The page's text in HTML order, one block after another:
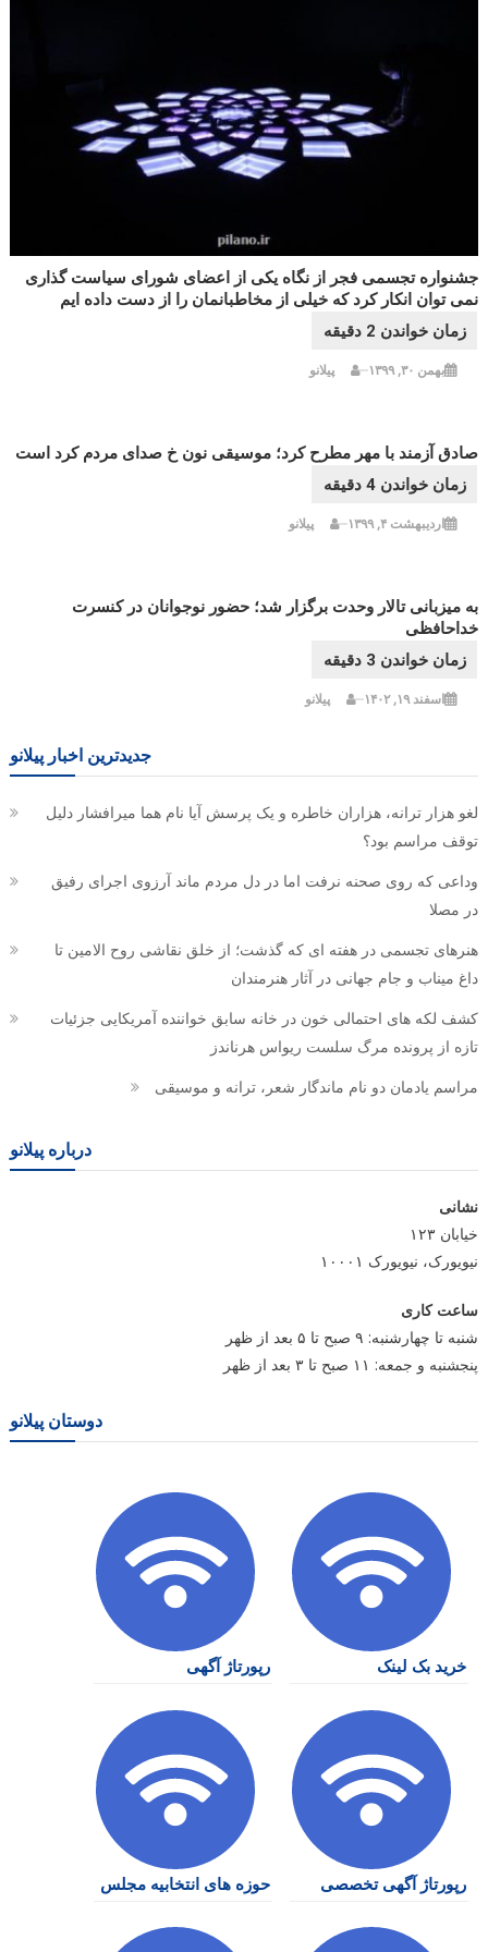
جشنواره تجسمی فجر از نگاه یکی از اعضای شورای سیاست گذاری
نمی توان انکار کرد که خیلی از مخاطبانمان را از دست داده ایم
بهمن ۳۰, ۱۳۹۹ پیلانو
صادق آزمند با مهر مطرح کرد؛ موسیقی نون خ صدای مردم کرد است
اردیبهشت ۴, ۱۳۹۹ پیلانو
به میزبانی تالار وحدت برگزار شد؛ حضور نوجوانان در کنسرت
خداحافظی
اسفند ۱۹, ۱۴۰۲ پیلانو
جدیدترین اخبار پیلانو
لغو هزار ترانه، هزاران خاطره و یک پرسش آیا نام هما میرافشار دلیل
توقف مراسم بود؟
وداعی که روی صحنه نرفت اما در دل مردم ماند آرزوی اجرای رفیق
در مصلا
هنرهای تجسمی در هفته ای که گذشت؛ از خلق نقاشی روح الامین تا
داغ میناب و جام جهانی در آثار هنرمندان
کشف لکه های احتمالی خون در خانه سابق خواننده آمریکایی جزئیات
تازه از پرونده مرگ سلست ریواس هرناندز
مراسم یادمان دو نام ماندگار شعر، ترانه و موسیقی
درباره پیلانو
نشانی
خیابان ۱۲۳
نیویورک، نیویورک ۱۰۰۰۱
ساعت کاری
شنبه تا چهارشنبه: ۹ صبح تا ۵ بعد از ظهر
پنجشنبه و جمعه: ۱۱ صبح تا ۳ بعد از ظهر
دوستان پیلانو
خرید بک لینک رپورتاژ آگهی
رپورتاژ آگهی تخصصی حوزه های انتخابیه مجلس